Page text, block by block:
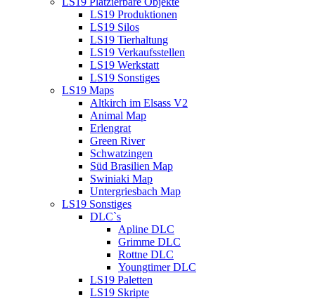
LS19 Produktionen
LS19 Silos
LS19 Tierhaltung
LS19 Verkaufsstellen
LS19 Werkstatt
LS19 Sonstiges
LS19 Maps
Altkirch im Elsass V2
Animal Map
Erlengrat
Green River
Schwatzingen
Süd Brasilien Map
Swiniaki Map
Untergriesbach Map
LS19 Sonstiges
DLC`s
Apline DLC
Grimme DLC
Rottne DLC
Youngtimer DLC
LS19 Paletten
LS19 Skripte